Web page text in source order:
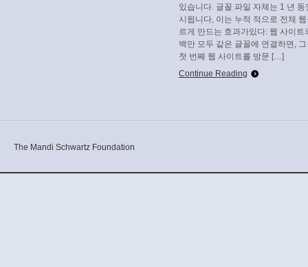
있습니다. 글꼴 파일 자체는 1 년 동
시됩니다, 이는 누적 적으로 전체
르게 만드는 효과가있다: 웹 사이트
백만 모두 같은 글꼴에 연결하면,
첫 번째 웹 사이트를 방문 […]
Continue Reading
The Mandi Schwartz Foundation